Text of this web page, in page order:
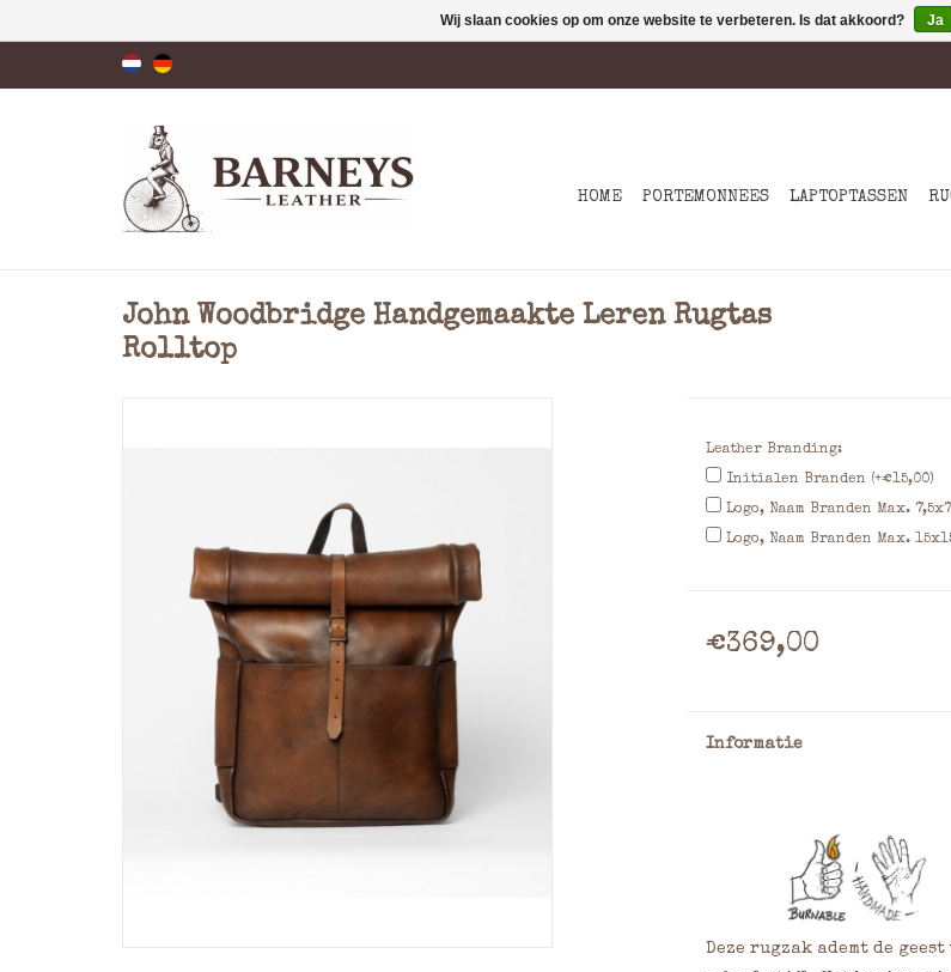
HOME PORTEMONNEES LAPTOPTASSEN
John Woodbridge Handgemaakte Leren Rugtas
Rolltop
Leather Branding:
Initialen Branden (+€15,00)
Logo, Naam Branden Max.
Logo, Naam Branden Max.
€369,00
Informatie
Deze rugzak ademt de
Wij slaan cookies op om onze website te verbeteren. Is dat akkoord? Ja